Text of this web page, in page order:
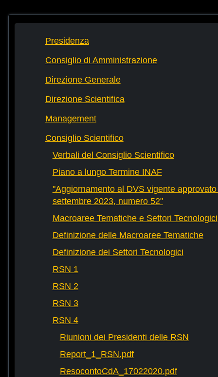
Presidenza
Consiglio di Amministrazione
Direzione Generale
Direzione Scientifica
Management
Consiglio Scientifico
Verbali del Consiglio Scientifico
Piano a lungo Termine INAF
"Aggiornamento al DVS vigente
settembre 2023, numero 52"
Macroaree Tematiche e Settori Tecnologici
Definizione delle Macroaree Tematiche
Definizione dei Settori Tecnologici
RSN 1
RSN 2
RSN 3
RSN 4
Riunioni dei Presidenti delle RSN
Report_1_RSN.pdf
ResocontoCdA_17022020.pdf